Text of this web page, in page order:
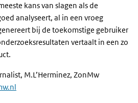
kans van slagen als de
analyseert, al in een vroeg
bij de toekomstige gebruiker
vertaalt in een zo
M.L’Herminez, ZonMw